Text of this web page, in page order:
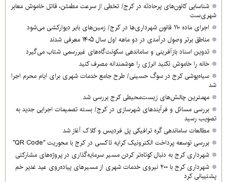
شناسایی کانون‌های پرحادثه در کرج/ تخطی از سرعت مطمئن، قاتل خاموش معابر
شهری‌ست
اجرای ماده ۱۱۰ قانون شهرداری‌ها در کرج/ زمین‌های بایر دیوارکشی می‌شود
مناطق برتر وصول درآمدی در دو ماهه اول سال ۱۴۰۵ معرفی شدند
تدوین اسناد بازآفرینی و ساماندهی سکونت‌گاه‌های غیررسمی شتاب می‌گیرد
خانه را خاموش نکنید انرژی را هوشمندانه مصرف کنید
سیاه‌پوشی کرج در سوگ حسینی/ طرح جامع خدمات شهری برای ایام محرم اجرا
شد
مهمترین چالش‌های زیست‌محیطی کرج بررسی شد
بررسی مسائل و فرآیندهای شهرسازی در کرج/ بسته تصمیمات اجرایی جدید به
تصویب رسید
مطالعات ساماندهی گره ترافیکی پل فردیس و کلاک آغاز شد
بررسی توسعه پرداخت الکترونیک کرایه تاکسی در کرج با محوریت "QR Code"
شهرداری کرج به دنبال کوتاه‌تر کردن مسیر سرمایه‌گذاری در پروژه‌های مشارکتی
شهرداری کرج با ۲۰۰ نیروی خدمات شهری از مسیرهای پیاده‌روی عید غدیر خم
پشتیبانی کرد